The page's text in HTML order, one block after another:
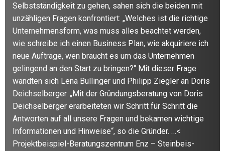
Selbstständigkeit zu gehen, sahen sich die beiden mit
unzähligen Fragen konfrontiert: „Welches ist die richtige
Unternehmensform, was muss alles beachtet werden,
wie schreibe ich einen Business Plan, wie akquiriere ich
neue Aufträge, wen braucht es um das Unternehmen
gelingend an den Start zu bringen?“ Mit dieser Frage
wandten sich Lena Bullinger und Philipp Ziegler an Doris
Deichselberger. „Mit der Gründungsberatung von Doris
Deichselberger erarbeiteten wir Schritt für Schritt die
Antworten auf all unsere Fragen und bekamen wichtige
Informationen und Hinweise“, so die Gründer. …<
Projektbeispiel-Beratungszentrum Enz – Steinbeis-